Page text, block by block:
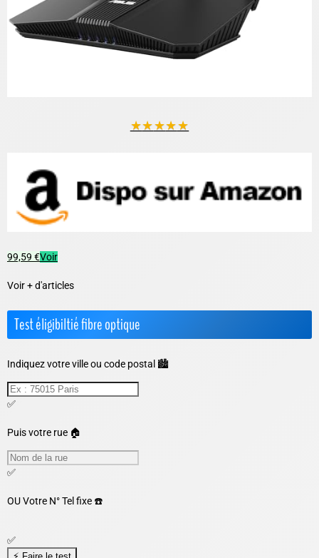
★★★★★
99,59 €Voir
Voir + d'articles
Test éligibiltié fibre optique
Indiquez votre ville ou code postal 🏙️
✅
Puis votre rue 🏠
✅
OUVotre N° Tel fixe ☎️
✅